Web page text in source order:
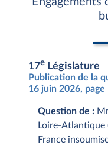
17e Législature
Publication de la
16 juin 2026, page
Question de :
Loire-Atlantique
France